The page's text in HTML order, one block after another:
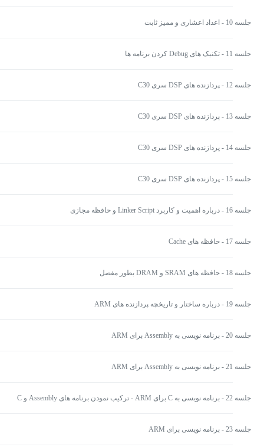
جلسه 10 - اعداد اعشاری و ممیز ثابت
جلسه 11 - تکنیک های Debug کردن برنامه ها
جلسه 12 - پردازنده های DSP سری C30
جلسه 13 - پردازنده های DSP سری C30
جلسه 14 - پردازنده های DSP سری C30
جلسه 15 - پردازنده های DSP سری C30
جلسه 16 - درباره اهمیت و کاربرد Linker Script و حافظه مجازی
جلسه 17 - حافظه های Cache
جلسه 18 - حافظه های SRAM و DRAM بطور مفصل
جلسه 19 - درباره ساختار و تاریخچه پردازنده های ARM
جلسه 20 - برنامه نویسی به Assembly برای ARM
جلسه 21 - برنامه نویسی به Assembly برای ARM
جلسه 22 - برنامه نویسی به C برای ARM - ترکیب نمودن برنامه های Assembly و C
جلسه 23 - برنامه نویسی برای ARM